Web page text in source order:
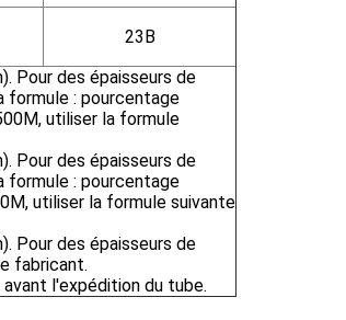
23B
Pour des épaisseurs de
formule : pourcentage
utiliser la formule
Pour des épaisseurs de
formule : pourcentage
utiliser la formule suivante
Pour des épaisseurs de
fabricant.
l'expédition du tube.